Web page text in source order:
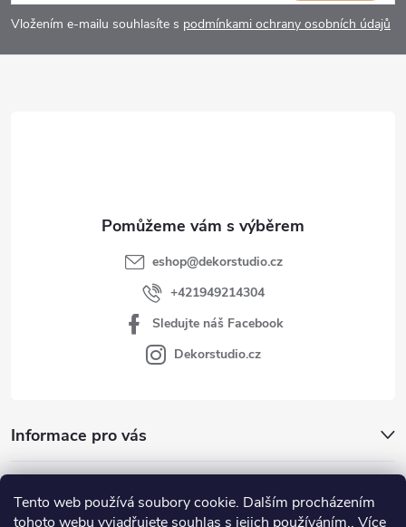
Tento web používá soubory cookie. Dalším procházením
tohoto webu vyjadřujete souhlas s jejich používáním.. Více
p
a
Vložením e-mailu souhlasíte s podmínkami ochrany osobních údajů
Informace pro vás
eshop@dekorstudio.cz
+421949214304
Sledujte náš Facebook
Dekorstudio.cz